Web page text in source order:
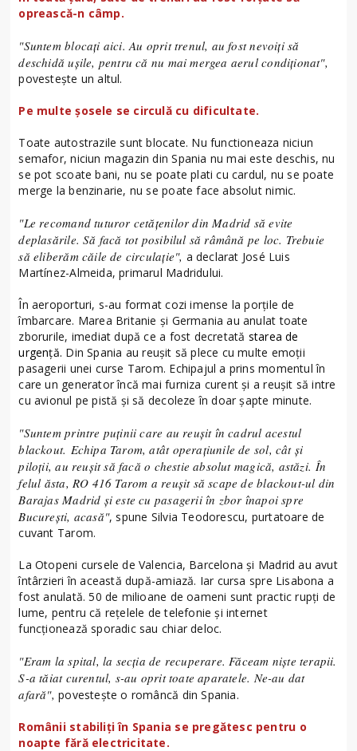
oprească-n câmp.
"Suntem blocaţi aici. Au oprit trenul, au fost nevoiţi să
deschidă uşile, pentru că nu mai mergea aerul condiţionat",
povestește un altul.
Pe multe şosele se circulă cu dificultate.
Toate autostrazile sunt blocate. Nu functioneaza niciun
semafor, niciun magazin din Spania nu mai este deschis, nu
se pot scoate bani, nu se poate plati cu cardul, nu se poate
merge la benzinarie, nu se poate face absolut nimic.
"Le recomand tuturor cetăţenilor din Madrid să evite
deplasările. Să facă tot posibilul să râmână pe loc. Trebuie
să eliberăm căile de circulaţie", a declarat José Luis
Martínez-Almeida, primarul Madridului.
În aeroporturi, s-au format cozi imense la porţile de
îmbarcare. Marea Britanie şi Germania au anulat toate
zborurile, imediat după ce a fost decretată starea de
urgenţă. Din Spania au reuşit să plece cu multe emoţii
pasagerii unei curse Tarom. Echipajul a prins momentul în
care un generator încă mai furniza curent şi a reuşit să intre
cu avionul pe pistă şi să decoleze în doar şapte minute.
"Suntem printre puţinii care au reuşit în cadrul acestul
blackout. Echipa Tarom, atât operaţiunile de sol, cât şi
piloţii, au reuşit să facă o chestie absolut magică, astăzi. În
felul ăsta, RO 416 Tarom a reuşit să scape de blackout-ul din
Barajas Madrid şi este cu pasagerii în zbor înapoi spre
Bucureşti, acasă", spune Silvia Teodorescu, purtatoare de
cuvant Tarom.
La Otopeni cursele de Valencia, Barcelona şi Madrid au avut
întârzieri în această după-amiază. Iar cursa spre Lisabona a
fost anulată. 50 de milioane de oameni sunt practic rupţi de
lume, pentru că rețelele de telefonie și internet
funcționează sporadic sau chiar deloc.
"Eram la spital, la secţia de recuperare. Făceam nişte terapii.
S-a tăiat curentul, s-au oprit toate aparatele. Ne-au dat
afară", povestește o româncă din Spania.
Românii stabiliţi în Spania se pregătesc pentru o
noapte fără electricitate.